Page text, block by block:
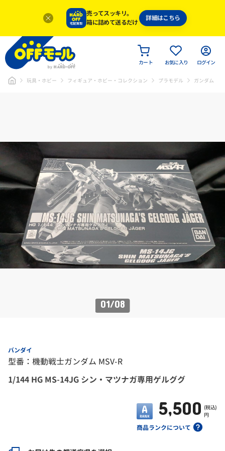
売ってスッキリ。
箱に詰めて送るだけ
詳細はこちら
カート お気に入り ログイン
玩具・ホビー フィギュア・ホビー・コレクション プラモデル ガンダム
01/08
バンダイ
型番：機動戦士ガンダム MSV-R
1/144 HG MS-14JG シン・マツナガ専用ゲルググ
商品ランクについて
5,500 (税込)
円